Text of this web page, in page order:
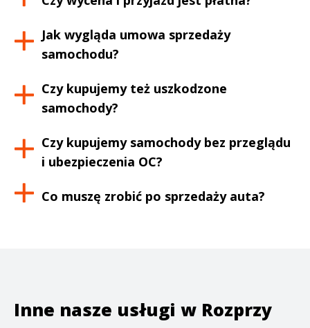
Jak wygląda umowa sprzedaży
samochodu?
Czy kupujemy też uszkodzone
samochody?
Czy kupujemy samochody bez przeglądu
i ubezpieczenia OC?
Co muszę zrobić po sprzedaży auta?
Inne nasze usługi w Rozprzy